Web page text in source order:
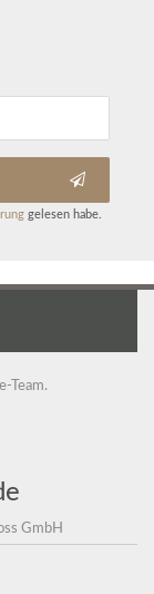
gelesen habe.
Team.
GmbH